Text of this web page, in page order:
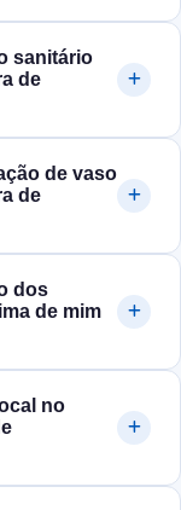
sanitário
de
de vaso
de
dos
de mim
no